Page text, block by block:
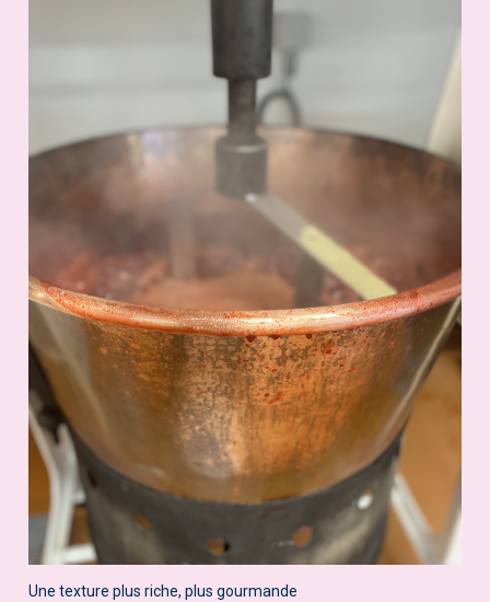
Une texture plus riche, plus gourmande